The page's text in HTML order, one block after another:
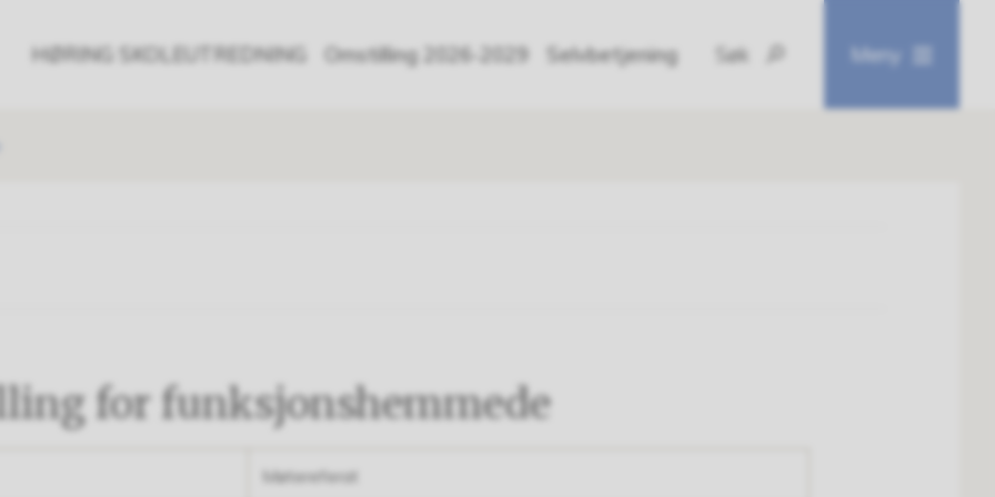
HØRING SKOLEUTREDNING Omstilling 2026-2029 Selvbetjening Søk Meny
for funksjonshemmede
Møtereferat